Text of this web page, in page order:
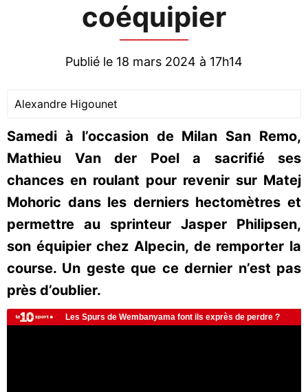
coéquipier
Publié le 18 mars 2024 à 17h14
Alexandre Higounet
Samedi à l’occasion de Milan San Remo,
Mathieu Van der Poel a sacrifié ses
chances en roulant pour revenir sur Matej
Mohoric dans les derniers hectomètres et
permettre au sprinteur Jasper Philipsen,
son équipier chez Alpecin, de remporter la
course. Un geste que ce dernier n’est pas
près d’oublier.